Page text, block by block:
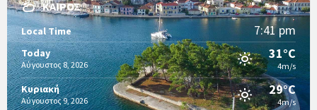
ΚΑΙΡΌΣ
Local Time 7:41 pm
Today
Αύγουστος 8, 2026
31°C
4m/s
Κυριακή
Αύγουστος 9, 2026
29°C
4m/s